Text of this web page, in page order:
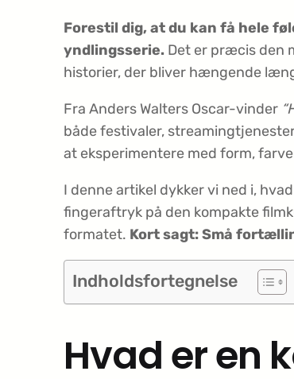
Forestil dig, at du kan få hele
yndlingsserie. Det er præcis den
historier, der bliver hængende
Fra Anders Walters Oscar-vinder
både festivaler,
at eksperimentere med form,
I denne artikel dykker vi ned i,
fingeraftryk på den kompakte
formatet. Kort sagt: Små
Indholdsfortegnelse
Hvad er en